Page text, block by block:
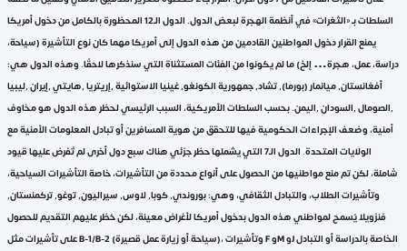
السلطات بـ «الثغرات» في أنظمة الهجرة لبعض الدول. الدول الـ12 المحظورة بالكامل من دخول أمريكا
يمنع القرار دخول المواطنين القادمين من هذه الدول إلى أمريكا مهما كان نوع التأشيرة (سياحة،
دراسة، عمل، هجرة… إلخ) ما لم يكونوا من الفئات المستثناة التي سنذكرها لاحقًا. وهذه الدول هي:
أفغانستان, ميانمار (بورما), تشاد, جمهورية الكونغو, غينيا الاستوائية ,إريتريا ,هايتي ,إيران ,ليبيا
,الصومال ,السودان ,اليمن. بحسب السلطات الأمريكية، السبب الرئيسي لحظر هذه الدول هو مخاوف
أمنية، وضعف الإجراءات الحكومية فيها للتحقق من هوية المسافرين أو تبادل المعلومات الأمنية مع
الولايات المتحدة. الدول الـ7 التي يشملها حظر جزئي هناك سبع دول أخرى لم تُفرض عليها قيود
شاملة، لكن تم منع مواطنيها من الحصول على أنواع محددة من التأشيرات، خاصة التأشيرات السياحية،
وتأشيرات الطلاب، والتبادل الثقافي، وهي: بوروندي, كوبا, لاوس, سيراليون, توغو, تركمنستان,
فنزويلا يُسمح لمواطني هذه الدول بدخول أمريكا لأغراض معينة، لكن حُظر عليهم التقديم للحصول
على تأشيرات مثل B-1/B-2 (سياحة أو زيارة عمل قصيرة)، وتأشيرات F وM وJ الخاصة بالدراسة أو التبادل